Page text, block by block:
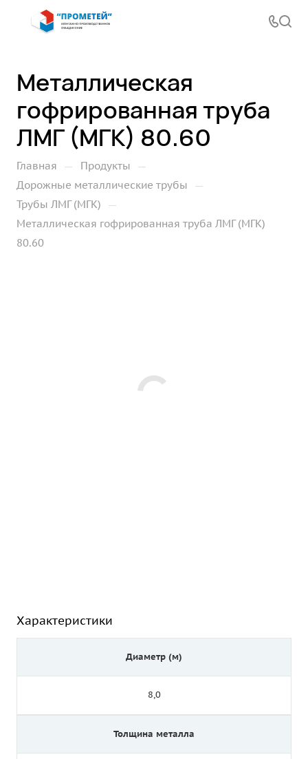
Металлическая
гофрированная труба
ЛМГ (МГК) 80.60
Главная — Продукты —
Дорожные металлические трубы —
Трубы ЛМГ (МГК) —
Металлическая гофрированная труба ЛМГ (МГК)
80.60
Характеристики
Диаметр (м)
8,0
Толщина металла